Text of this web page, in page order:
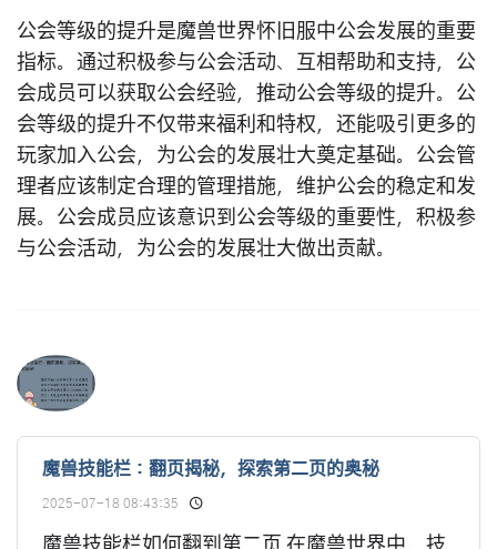
公会等级的提升是魔兽世界怀旧服中公会发展的重要
指标。通过积极参与公会活动、互相帮助和支持，公
会成员可以获取公会经验，推动公会等级的提升。公
会等级的提升不仅带来福利和特权，还能吸引更多的
玩家加入公会，为公会的发展壮大奠定基础。公会管
理者应该制定合理的管理措施，维护公会的稳定和发
展。公会成员应该意识到公会等级的重要性，积极参
与公会活动，为公会的发展壮大做出贡献。
魔兽技能栏：翻页揭秘，探索第二页的奥秘
2025-07-18 08:43:35